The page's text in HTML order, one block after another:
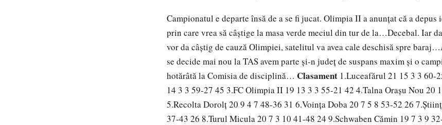
Campionatul e departe însă de a se fi jucat. Olimpia II a anunțat că a
prin care vrea să câștige la masa verde meciul din tur de la…Decebal. Iar
vor da câștig de cauză Olimpiei, satelitul va avea cale deschisă spre
se decide mai nou la TAS avem parte și-n județ de suspans maxim și o
hotărâtă la Comisia de disciplină… Clasament 1.Luceafărul 21 15 3 3 60-
14 3 3 59-27 45 3.FC Olimpia II 19 13 3 3 55-21 42 4.Talna Oraşu Nou 20
5.Recolta Dorolţ 20 9 4 7 48-36 31 6.Voinţa Doba 20 7 5 8 53-52 26
37-43 26 8.Turul Micula 20 7 3 10 41-48 24 9.Schwaben Cămin 19 7 3 9